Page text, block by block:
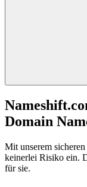
Domain
Mit unserem
keinerlei Risiko ein.
für sie.